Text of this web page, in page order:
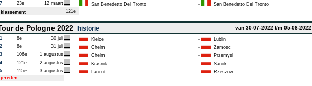
23e 12 maart San Benedetto Del Tronto - San Benedetto Del Tronto
121e
de Pologne 2022 historie van 30-07-2022 t/m 05-08-2022
8e 30 juli Kielce - Lublin
8e 31 juli Chelm - Zamosc
106e 1 augustus Chelm - Przemysl
121e 2 augustus Krasnik - Sanok
115e 3 augustus Lancut - Rzeszow